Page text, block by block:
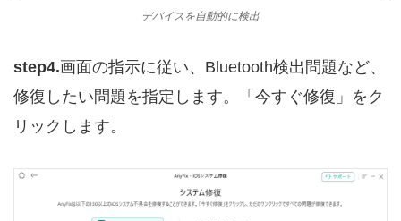
デバイスを自動的に検出
step4.画面の指示に従い、Bluetooth検出問題など、
修復したい問題を指定します。「今すぐ修復」をク
リックします。